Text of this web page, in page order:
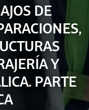
DE
Y
PARTE